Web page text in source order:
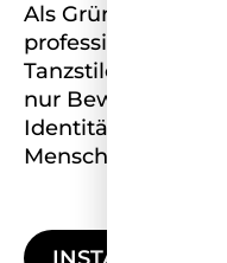
Als Gründerin der
professionelles
Tanzstilen an.
nur Bewegung:
Identität feiern,
Menschen durch